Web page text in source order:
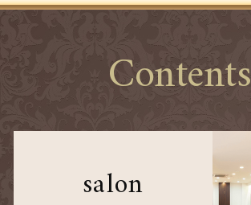
Contents
salon